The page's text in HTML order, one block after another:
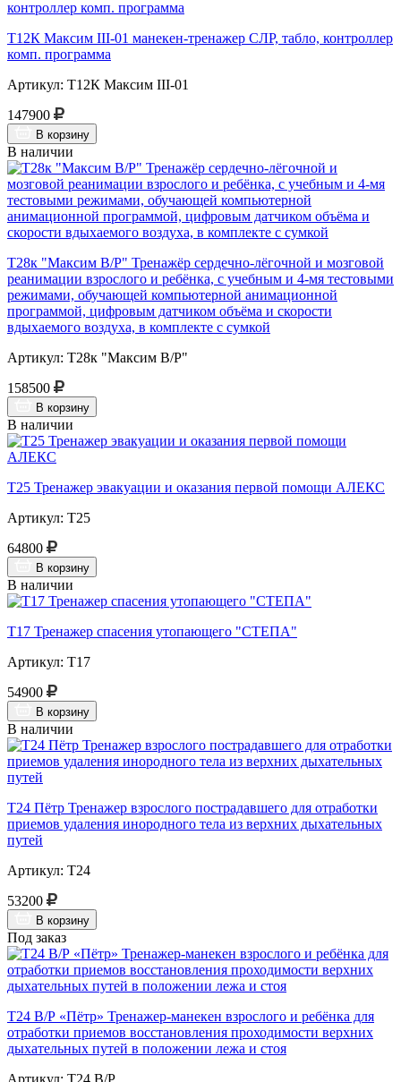
Т12К Максим III-01 манекен-тренажер СЛР, табло, контроллер
комп. программа
Артикул: Т12К Максим III-01
147900
В корзину
В наличии
Т28к "Максим В/Р" Тренажёр сердечно-лёгочной и мозговой
реанимации взрослого и ребёнка, с учебным и 4-мя тестовыми
режимами, обучающей компьютерной анимационной
программой, цифровым датчиком объёма и скорости
вдыхаемого воздуха, в комплекте с сумкой
Артикул: Т28к "Максим В/Р"
158500
В корзину
В наличии
Т25 Тренажер эвакуации и оказания первой помощи АЛЕКС
Артикул: Т25
64800
В корзину
В наличии
Т17 Тренажер спасения утопающего "СТЕПА"
Артикул: Т17
54900
В корзину
В наличии
Т24 Пётр Тренажер взрослого пострадавшего для отработки
приемов удаления инородного тела из верхних дыхательных
путей
Артикул: Т24
53200
В корзину
Под заказ
Т24 В/Р «Пётр» Тренажер-манекен взрослого и ребёнка для
отработки приемов восстановления проходимости верхних
дыхательных путей в положении лежа и стоя
Артикул: Т24 В/Р